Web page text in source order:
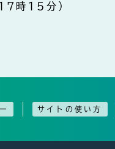
時15分）
サイトの使い方